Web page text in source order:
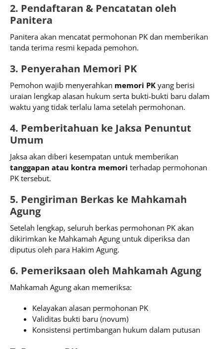
2. Pendaftaran & Pencatatan oleh
Panitera
Panitera akan mencatat permohonan PK dan memberikan
tanda terima resmi kepada pemohon.
3. Penyerahan Memori PK
Pemohon wajib menyerahkan memori PK yang berisi
uraian lengkap alasan hukum serta bukti-bukti baru dalam
waktu yang tidak terlalu lama setelah permohonan.
4. Pemberitahuan ke Jaksa Penuntut
Umum
Jaksa akan diberi kesempatan untuk memberikan
tanggapan atau kontra memori terhadap permohonan
PK tersebut.
5. Pengiriman Berkas ke Mahkamah
Agung
Setelah lengkap, seluruh berkas permohonan PK akan
dikirimkan ke Mahkamah Agung untuk diperiksa dan
diputus oleh para Hakim Agung.
6. Pemeriksaan oleh Mahkamah Agung
Mahkamah Agung akan memeriksa:
Kelayakan alasan permohonan PK
Validitas bukti baru (novum)
Konsistensi pertimbangan hukum dalam putusan